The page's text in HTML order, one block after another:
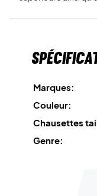
Marques:
Couleur:
Chausettes
Genre: